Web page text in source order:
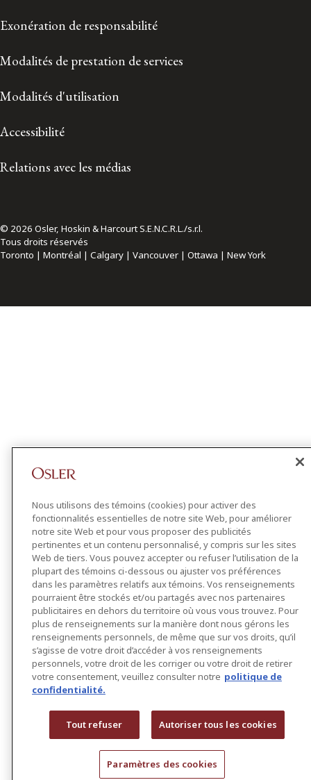
Exonération de responsabilité
Modalités de prestation de services
Modalités d'utilisation
Accessibilité
Relations avec les médias
© 2026 Osler, Hoskin & Harcourt S.E.N.C.R.L./s.r.l.
Tous droits réservés
Toronto | Montréal | Calgary | Vancouver | Ottawa | New York
Nous utilisons des témoins (cookies) pour activer des
fonctionnalités essentielles de notre site Web, pour améliorer
notre site Web et pour vous proposer des publicités
pertinentes et un contenu personnalisé, y compris sur les sites
Web de tiers. Vous pouvez accepter ou refuser l’utilisation de la
plupart des témoins ci-dessous ou ajuster vos préférences
dans les paramètres relatifs aux témoins. Vos renseignements
pourraient être stockés et/ou partagés avec nos partenaires
publicitaires en dehors du territoire où vous vous trouvez. Pour
plus de renseignements sur la manière dont nous gérons les
renseignements personnels, de même que sur vos droits, qu’il
s’agisse de votre droit d’accéder à vos renseignements
personnels, votre droit de les corriger ou votre droit de retirer
votre consentement, veuillez consulter notre politique de
confidentialité.
Tout refuser Autoriser tous les cookies
Paramètres des cookies